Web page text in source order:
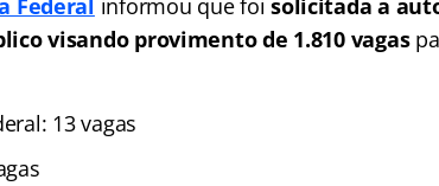
Federal informou que foisolicitada a
visando provimento de 1.810 vagas
13 vagas